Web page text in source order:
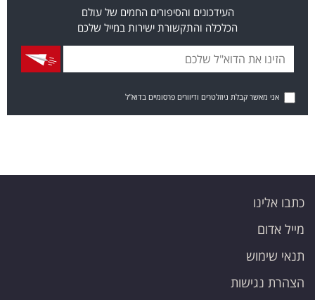
העידכונים והסיפורים החמים של עולם
הכלכלה והתקשורת ישירות במייל שלכם
אני מאשר קבלת ניוזלטרים ודיוורים פרסומיים בדוא"ל
כתבו אלינו
מייל אדום
תנאי שימוש
הצהרת נגישות